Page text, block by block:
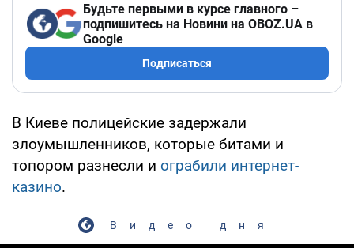
Будьте первыми в курсе главного –
подпишитесь на Новини на OBOZ.UA в
Google
Подписаться
В Киеве полицейские задержали
злоумышленников, которые битами и
топором разнесли и ограбили интернет-
казино.
Видео дня